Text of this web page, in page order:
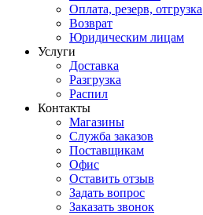
Оплата, резерв, отгрузка
Возврат
Юридическим лицам
Услуги
Доставка
Разгрузка
Распил
Контакты
Магазины
Служба заказов
Поставщикам
Офис
Оставить отзыв
Задать вопрос
Заказать звонок